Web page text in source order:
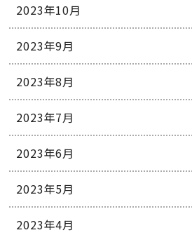
2023年10月
2023年9月
2023年8月
2023年7月
2023年6月
2023年5月
2023年4月